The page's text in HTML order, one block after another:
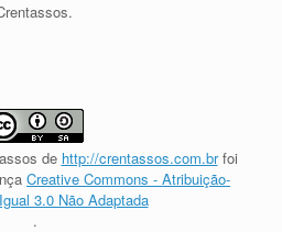
de http://crentassos.com.brfoi
Creative Commons - Atribuição-
3.0 Não Adaptada
.